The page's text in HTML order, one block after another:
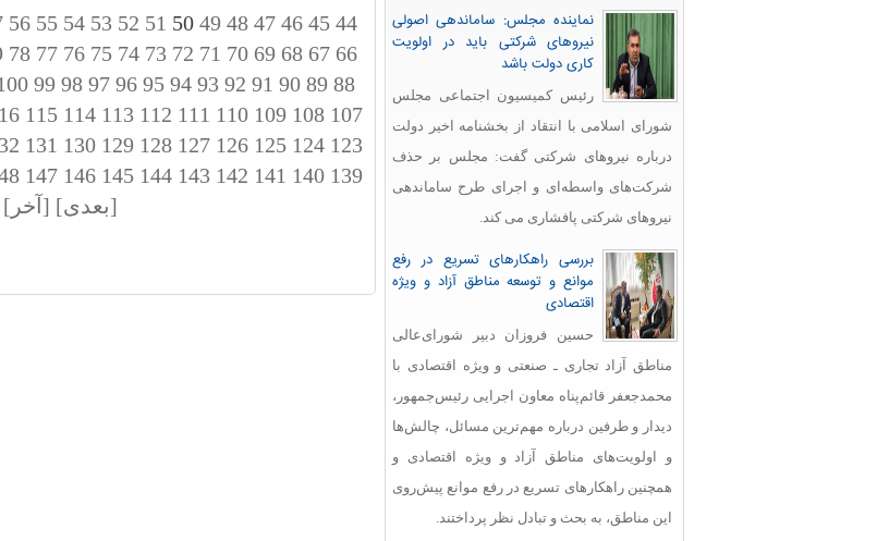
نماینده مجلس: ساماندهی اصولی
نیروهای شرکتی باید در اولویت
کاری دولت باشد
رئیس کمیسیون اجتماعی مجلس
شورای اسلامی با انتقاد از بخشنامه اخیر دولت
درباره نیروهای شرکتی گفت: مجلس بر حذف
شرکت‌های واسطه‌ای و اجرای طرح ساماندهی
نیروهای شرکتی پافشاری می کند.
بررسی راهکارهای تسریع در رفع
موانع و توسعه مناطق آزاد و ویژه
اقتصادی
حسین فروزان دبیر شورای‌عالی
مناطق آزاد تجاری ـ صنعتی و ویژه اقتصادی با
محمدجعفر قائم‌پناه معاون اجرایی رئیس‌جمهور،
دیدار و طرفین درباره مهم‌ترین مسائل، چالش‌ها
و اولویت‌های مناطق آزاد و ویژه اقتصادی و
همچنین راهکارهای تسریع در رفع موانع پیش‌روی
این مناطق، به بحث و تبادل نظر پرداختند.
44
45
46
47
48
49
51
52
53
54
55
56
66
67
68
69
70
71
72
73
74
75
76
77
78
88
89
90
91
92
93
94
95
96
97
98
99
107
108
109
110
111
112
113
114
115
123
124
125
126
127
128
129
130
131
139
140
141
142
143
144
145
146
147
[بعدی] [آخر]